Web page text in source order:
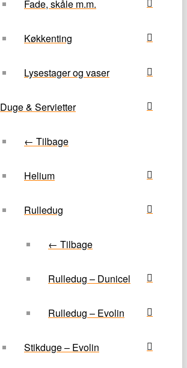
Fade, skåle m.m.
Køkkenting
Lysestager og vaser
Duge & Servietter
← Tilbage
Helium
Rulledug
← Tilbage
Rulledug – Dunicel
Rulledug – Evolin
Stikduge – Evolin